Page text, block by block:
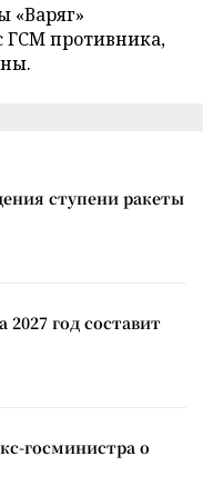
«Варяг»
ГСМ противника,
ступени ракеты
год составит
госминистра о